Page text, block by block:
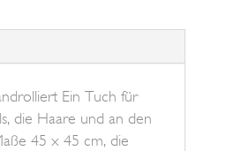
Ein Tuch für
die Haare und an den
45 x 45 cm, die